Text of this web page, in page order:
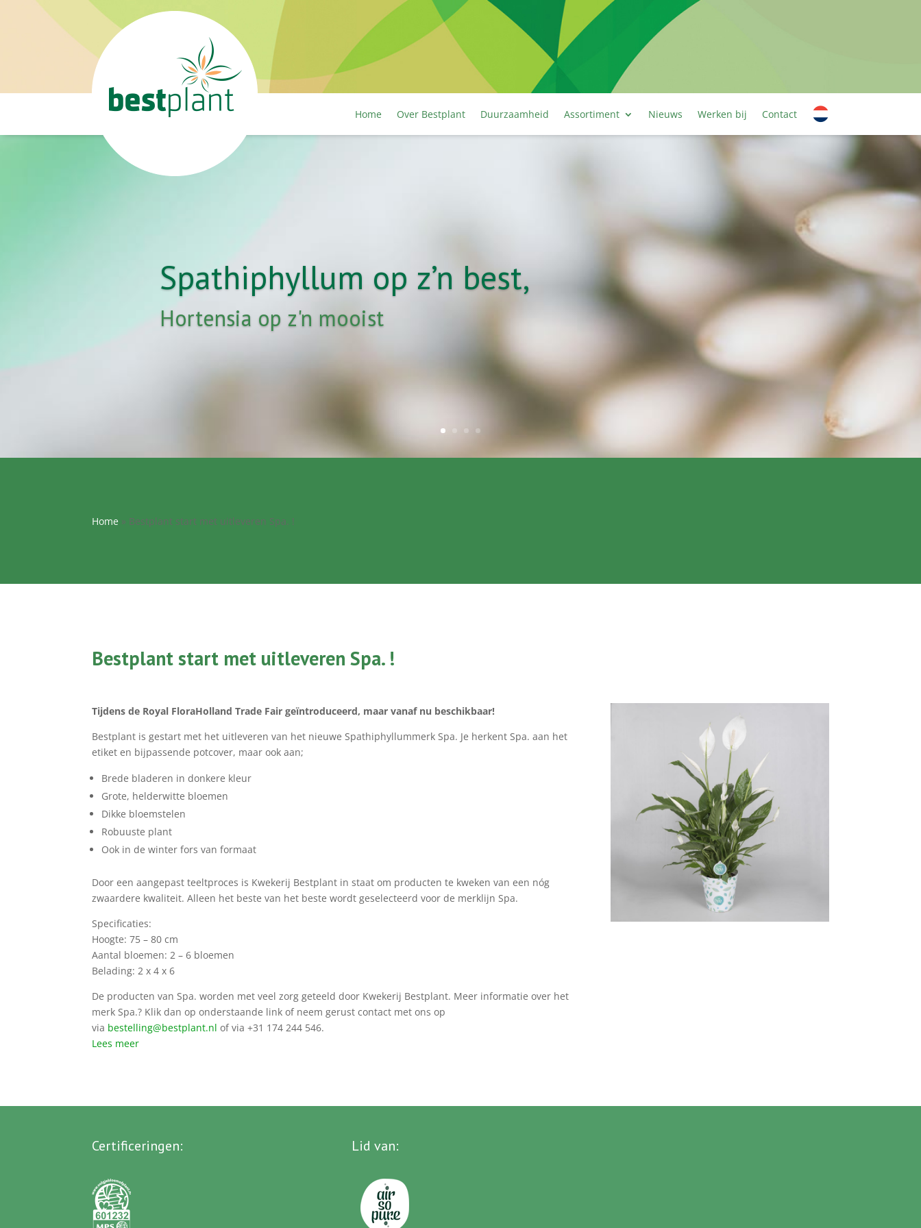
Home Over Bestplant Duurzaamheid Assortiment Nieuws Werken bij Contact
Spathiphyllum op z’n best,
Hortensia op z'n mooist
Home » Bestplant start met uitleveren Spa. !
Bestplant start met uitleveren Spa. !
Tijdens de Royal FloraHolland Trade Fair geïntroduceerd, maar vanaf nu beschikbaar!
Bestplant is gestart met het uitleveren van het nieuwe Spathiphyllummerk Spa. Je herkent Spa. aan het
etiket en bijpassende potcover, maar ook aan;
Brede bladeren in donkere kleur
Grote, helderwitte bloemen
Dikke bloemstelen
Robuuste plant
Ook in de winter fors van formaat
Door een aangepast teeltproces is Kwekerij Bestplant in staat om producten te kweken van een nóg
zwaardere kwaliteit. Alleen het beste van het beste wordt geselecteerd voor de merklijn Spa.
Specificaties:
Hoogte: 75 – 80 cm
Aantal bloemen: 2 – 6 bloemen
Belading: 2 x 4 x 6
De producten van Spa. worden met veel zorg geteeld door Kwekerij Bestplant. Meer informatie over het
merk Spa.? Klik dan op onderstaande link of neem gerust contact met ons op
via bestelling@bestplant.nl of via +31 174 244 546.
Lees meer
Certificeringen: Lid van: